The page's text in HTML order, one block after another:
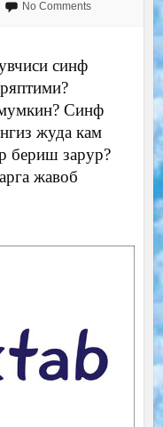
No Comments
синф
Синф
жуда кам
бериш зарур?
жавоб